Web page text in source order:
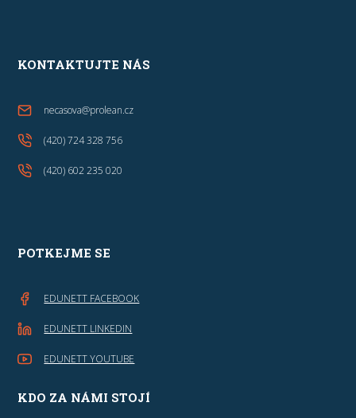
KONTAKTUJTE NÁS
necasova@prolean.cz
(420) 724 328 756
(420) 602 235 020
POTKEJME SE
EDUNETT FACEBOOK
EDUNETT LINKEDIN
EDUNETT YOUTUBE
KDO ZA NÁMI STOJÍ